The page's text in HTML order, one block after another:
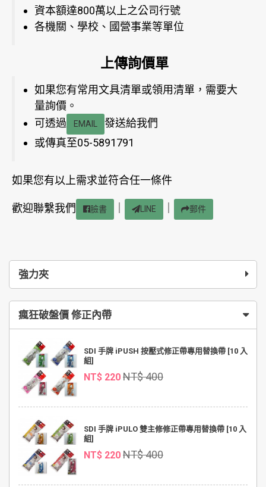
強力夾
瘋狂破盤價 修正內帶
SDI 手牌 iPUSH 按壓式修正帶專用替換帶 [10 入
組]
NT$ 220 NT$ 400
SDI 手牌 iPULO 雙主修修正帶專用替換帶 [10 入
組]
NT$ 220 NT$ 400
資本額達800萬以上之公司行號
各機關、學校、國營事業等單位
上傳詢價單
如果您有常用文具清單或領用清單，需要大
量詢價。
可透過
EMAIL
發送給我們
或傳真至05-5891791
如果您有以上需求並符合任一條件
歡迎聯繫我們 臉書 LINE 郵件